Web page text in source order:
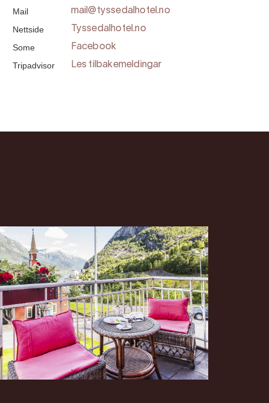
Mail mail@tyssedalhotel.no
Nettside Tyssedalhotel.no
Some Facebook
Tripadvisor Les tilbakemeldingar